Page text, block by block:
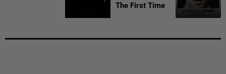
The First Time